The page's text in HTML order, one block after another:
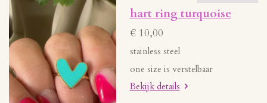
hart ring turquoise
€ 10,00
stainless steel
one size is verstelbaar
Bekijk details